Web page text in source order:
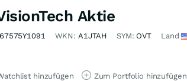
Aktie
WKN: A1JTAH SYM: OVT Land
hinzufügen Zum Portfolio hinzufügen